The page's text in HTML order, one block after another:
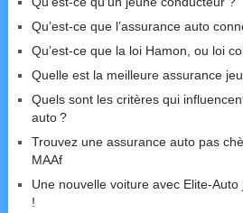
Qu’est-ce que l’assurance auto
Qu’est-ce que la loi Hamon, ou loi
Quelle est la meilleure assurance
Quels sont les critères qui
auto ?
Trouvez une assurance auto pas
MAAf
Une nouvelle voiture avec Elite-Auto
!